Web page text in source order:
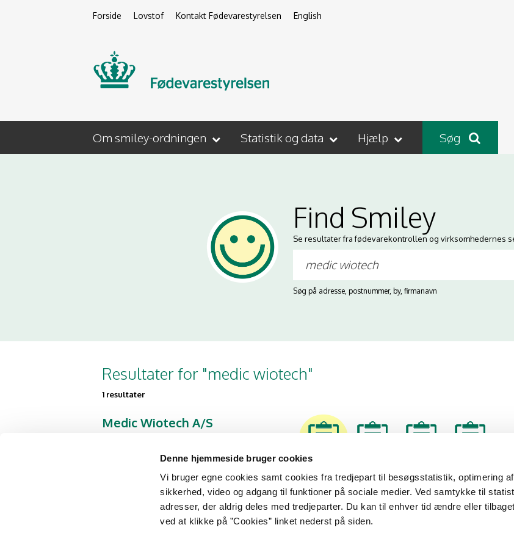
Denne hjemmeside bruger cookies
Vi bruger egne cookies samt cookies fra tredjepart til besøgsstatistik, optimering
sikkerhed, video og adgang til funktioner på sociale medier. Ved samtykke til
adresser, der aldrig deles med tredjeparter. Du kan til enhver tid ændre eller
ved at klikke på ”Cookies” linket nederst på siden.
Forside Lovstof Kontakt Fødevarestyrelsen English
Om smiley-ordningen Statistik og data Hjælp Søg
Find Smiley
Se resultater fra fødevarekontrollen og virksomhedernes
Søg på adresse, postnummer, by, firmanavn
Resultater for "medic wiotech"
1 resultater
Medic Wiotech A/S